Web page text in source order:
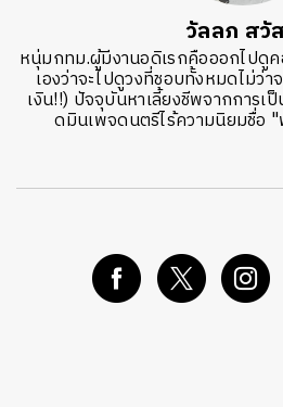
วัลลภ สวั
หนุ่มกทม.ผู้มีงานอดิเรกคือออกไป
เองว่าจะไปดูวงที่ชอบทั้งหมดไม่ว่
เงิน!!) ปัจจุบันหาเลี้ยงชีพจากการเ
ดมินเพจดนตรีไร้ความนิยมชื่อ "